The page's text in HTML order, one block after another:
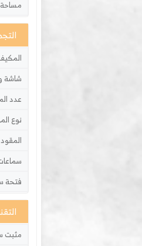
شاشة
عدد
نوع
المقود
فتحة
مثبت